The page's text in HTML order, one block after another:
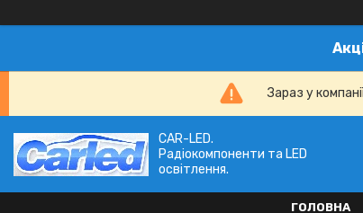
Зараз у
CAR-LED.
Радіокомпоненти та LED
освітлення.
ГОЛОВНА